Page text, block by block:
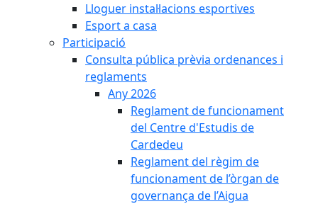
Lloguer instal·lacions esportives
Esport a casa
Participació
Consulta pública prèvia ordenances i
reglaments
Any 2026
Reglament de funcionament
del Centre d'Estudis de
Cardedeu
Reglament del règim de
funcionament de l’òrgan de
governança de l’Aigua